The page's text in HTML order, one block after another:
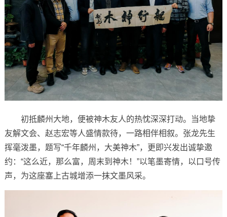
初抵麟州大地，便被神木友人的热忱深深打动。当地挚
友解文会、赵志宏等人盛情款待，一路相伴相叙。张龙先生
挥毫泼墨，题写“千年麟州，大美神木”，更即兴发出诚挚邀
约：“这么近，那么富，周末到神木！”以笔墨寄情，以口号传
声，为这座塞上古城增添一抹文墨风采。